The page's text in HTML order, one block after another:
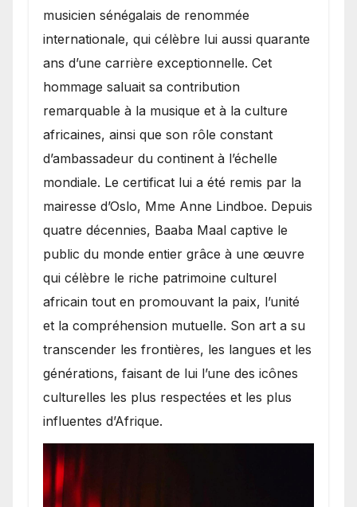
musicien sénégalais de renommée
internationale, qui célèbre lui aussi quarante
ans d’une carrière exceptionnelle. Cet
hommage saluait sa contribution
remarquable à la musique et à la culture
africaines, ainsi que son rôle constant
d’ambassadeur du continent à l’échelle
mondiale. Le certificat lui a été remis par la
mairesse d’Oslo, Mme Anne Lindboe. Depuis
quatre décennies, Baaba Maal captive le
public du monde entier grâce à une œuvre
qui célèbre le riche patrimoine culturel
africain tout en promouvant la paix, l’unité
et la compréhension mutuelle. Son art a su
transcender les frontières, les langues et les
générations, faisant de lui l’une des icônes
culturelles les plus respectées et les plus
influentes d’Afrique.